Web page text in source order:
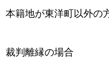
本籍地が東洋町以外の
裁判離縁の場合